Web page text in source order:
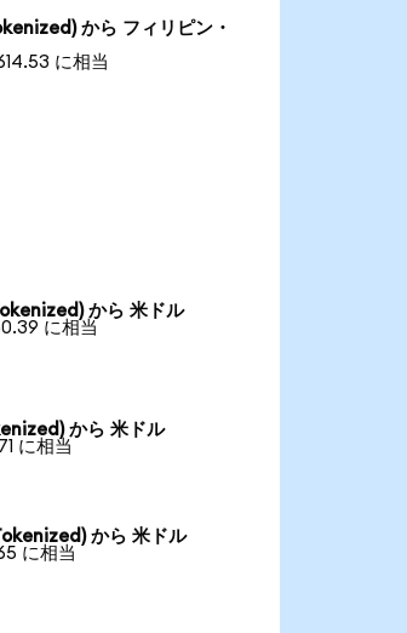
から フィリピン・
に相当
から 米ドル
に相当
から 米ドル
に相当
から 米ドル
に相当